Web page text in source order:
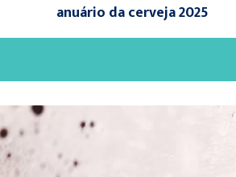
anuário da cerveja 2025